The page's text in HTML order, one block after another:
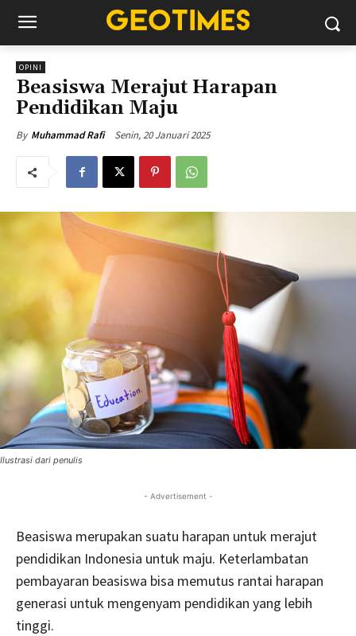
OPINI
Beasiswa Merajut Harapan
Pendidikan Maju
By Muhammad Rafi Senin, 20 Januari 2025
Ilustrasi dari penulis
- Advertisement -
Beasiswa merupakan suatu harapan untuk merajut
pendidikan Indonesia untuk maju. Keterlambatan
pembayaran beasiswa bisa memutus rantai harapan
generasi untuk mengenyam pendidikan yang lebih
tinggi.